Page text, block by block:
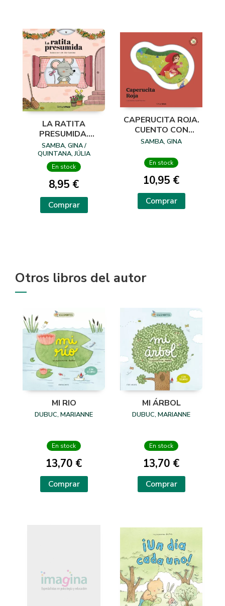
LA RATITA
PRESUMIDA.
CUENTO CON
MECANISMOS
SAMBA, GINA /
QUINTANA, JÚLIA
En stock
8,95 €
Comprar
CAPERUCITA ROJA.
CUENTO CON
PIEZAS
SAMBA, GINA
En stock
10,95 €
Comprar
Otros libros del autor
MI RIO
DUBUC, MARIANNE
En stock
13,70 €
Comprar
MI ÁRBOL
DUBUC, MARIANNE
En stock
13,70 €
Comprar